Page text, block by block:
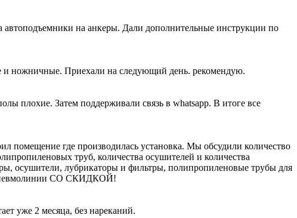
на анкеры. Дали дополнительные инструкции по
и ножничные. Приехали на следующий день. рекомендую.
плохие. Затем поддерживали связь в whatsapp. В итоге все
помещение где производилась установка. Мы обсудили количество
труб, количества осушителей и количества
осушители, лубрикаторы и фильтры, полипропиленовые трубы для
пневмолинии СО СКИДКОЙ!
уже 2 месяца, без нареканий.